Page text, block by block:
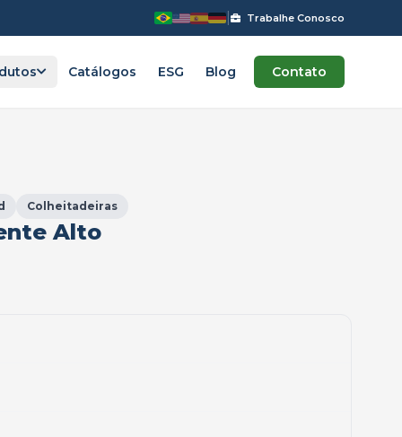
Trabalhe Conosco
Catálogos ESG Blog Contato
Colheitadeiras
Alto